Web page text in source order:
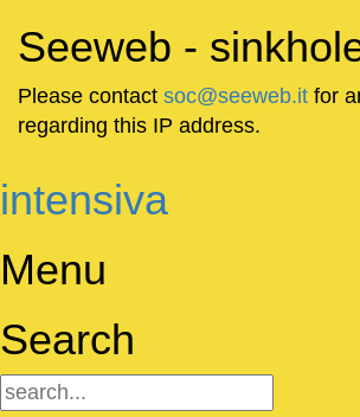
Seeweb -
Please contact soc@seeweb.it for
regarding this IP address.
intensiva
Menu
Search